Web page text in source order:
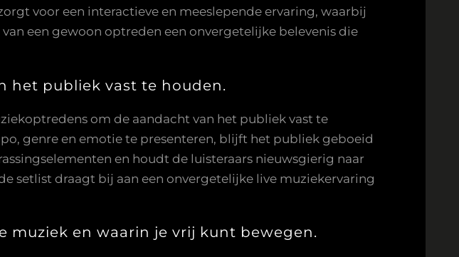
voor een interactieve en meeslepende ervaring, waarbij
een gewoon optreden een onvergetelijke belevenis die
het publiek vast te houden.
om de aandacht van het publiek vast te
genre en emotie te presenteren, blijft het publiek geboeid
en houdt de luisteraars nieuwsgierig naar
setlist draagt bij aan een onvergetelijke live muziekervaring
muziek en waarin je vrij kunt bewegen.